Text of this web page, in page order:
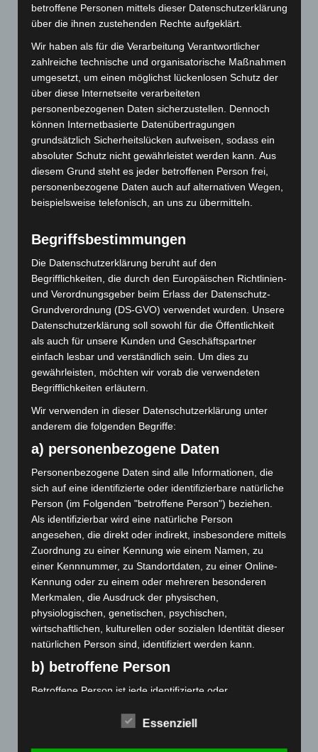
Bernd Laserstein, Heilpraktiker, "The
European Certificate of Psychotherapy",
Schwarzwaldstraße 99, 79117 Freiburg,
Telefon: 0761-2172229 (AB)
Aktuelles und Bevorstehendes:
Kostenloser Informationstag am Samstag
den 18.07.26 um 15 Uhr in der Praxis.
Einstiegstermin für einen neuen
Ausbildungsgang: Grundlagen der
Körperpsychotherapie am 26./27.09.26 In
und Aufstellungen - bei Interesse bitte
das Kontaktformular nutzen, dann werde
ich Sie auf dem Laufenden halten.
Impressum | Datenschutzerklärung
Schreiben Sie mir!
Felder mit einem <span class="ninja-forms-req-
symbol">*</span> sind Pflichtfelder
Name*
betroffene Personen mittels dieser Datenschutzerklärung
über die ihnen zustehenden Rechte aufgeklärt.
Wir haben als für die Verarbeitung Verantwortlicher
zahlreiche technische und organisatorische Maßnahmen
umgesetzt, um einen möglichst lückenlosen Schutz der
über diese Internetseite verarbeiteten
personenbezogenen Daten sicherzustellen. Dennoch
können Internetbasierte Datenübertragungen
grundsätzlich Sicherheitslücken aufweisen, sodass ein
absoluter Schutz nicht gewährleistet werden kann. Aus
diesem Grund steht es jeder betroffenen Person frei,
personenbezogene Daten auch auf alternativen Wegen,
beispielsweise telefonisch, an uns zu übermitteln.
Begriffsbestimmungen
Die Datenschutzerklärung beruht auf den
Begrifflichkeiten, die durch den Europäischen Richtlinien-
und Verordnungsgeber beim Erlass der Datenschutz-
Grundverordnung (DS-GVO) verwendet wurden. Unsere
Datenschutzerklärung soll sowohl für die Öffentlichkeit
als auch für unsere Kunden und Geschäftspartner
einfach lesbar und verständlich sein. Um dies zu
gewährleisten, möchten wir vorab die verwendeten
Begrifflichkeiten erläutern.
Wir verwenden in dieser Datenschutzerklärung unter
anderem die folgenden Begriffe:
a) personenbezogene Daten
Personenbezogene Daten sind alle Informationen, die
sich auf eine identifizierte oder identifizierbare natürliche
Person (im Folgenden "betroffene Person") beziehen.
Als identifizierbar wird eine natürliche Person
angesehen, die direkt oder indirekt, insbesondere mittels
Zuordnung zu einer Kennung wie einem Namen, zu
einer Kennnummer, zu Standortdaten, zu einer Online-
Kennung oder zu einem oder mehreren besonderen
Merkmalen, die Ausdruck der physischen,
physiologischen, genetischen, psychischen,
wirtschaftlichen, kulturellen oder sozialen Identität dieser
natürlichen Person sind, identifiziert werden kann.
b) betroffene Person
Betroffene Person ist jede identifizierte oder
personenbezogene Daten von dem für die Verarbeitung
Essenziell